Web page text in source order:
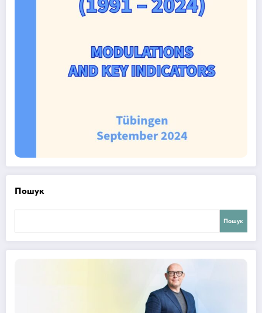
Пошук
Пошук